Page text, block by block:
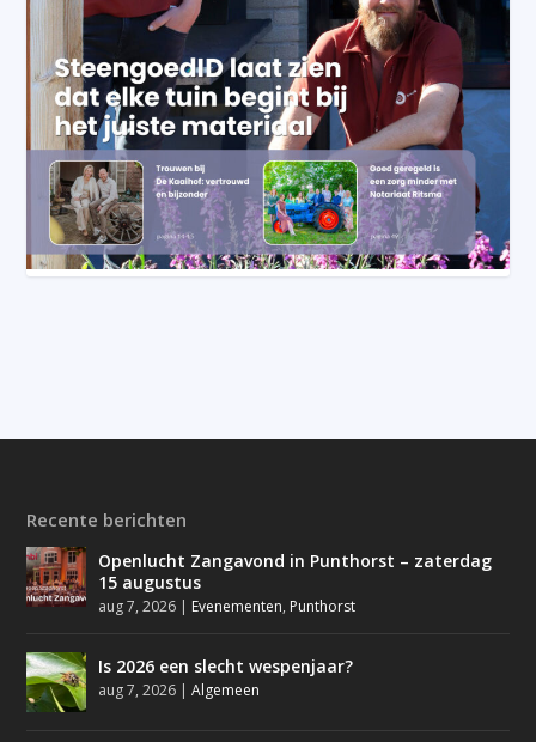
Recente berichten
Openlucht Zangavond in Punthorst – zaterdag
15 augustus
aug 7, 2026 | Evenementen, Punthorst
Is 2026 een slecht wespenjaar?
aug 7, 2026 |Algemeen